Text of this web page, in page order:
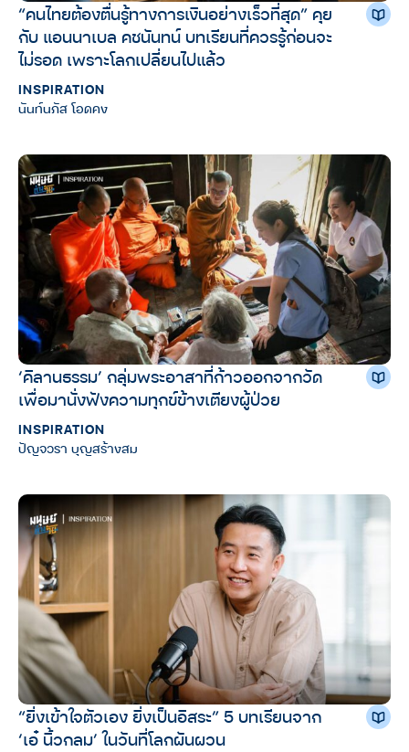
“คนไทยต้องตื่นรู้ทางการเงินอย่างเร็วที่สุด” คุย
กับ แอนนาเบล คชนันทน์ บทเรียนที่ควรรู้ก่อนจะ
ไม่รอด เพราะโลกเปลี่ยนไปแล้ว
INSPIRATION
นันท์นภัส โอดคง
‘คิลานธรรม’ กลุ่มพระอาสาที่ก้าวออกจากวัด
เพื่อมานั่งฟังความทุกข์ข้างเตียงผู้ป่วย
INSPIRATION
ปัญจวรา บุญสร้างสม
“ยิ่งเข้าใจตัวเอง ยิ่งเป็นอิสระ” 5 บทเรียนจาก
‘เอ๋ นิ้วกลม’ ในวันที่โลกผันผวน